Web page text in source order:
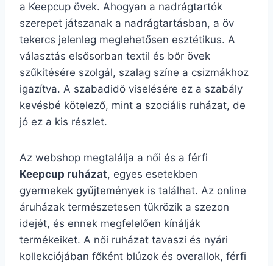
a Keepcup övek. Ahogyan a nadrágtartók
szerepet játszanak a nadrágtartásban, a öv
tekercs jelenleg meglehetősen esztétikus. A
választás elsősorban textil és bőr övek
szűkítésére szolgál, szalag színe a csizmákhoz
igazítva. A szabadidő viselésére ez a szabály
kevésbé kötelező, mint a szociális ruházat, de
jó ez a kis részlet.
Az webshop megtalálja a női és a férfi
Keepcup ruházat, egyes esetekben
gyermekek gyűjtemények is találhat. Az online
áruházak természetesen tükrözik a szezon
idejét, és ennek megfelelően kínálják
termékeiket. A női ruházat tavaszi és nyári
kollekciójában főként blúzok és overallok, férfi